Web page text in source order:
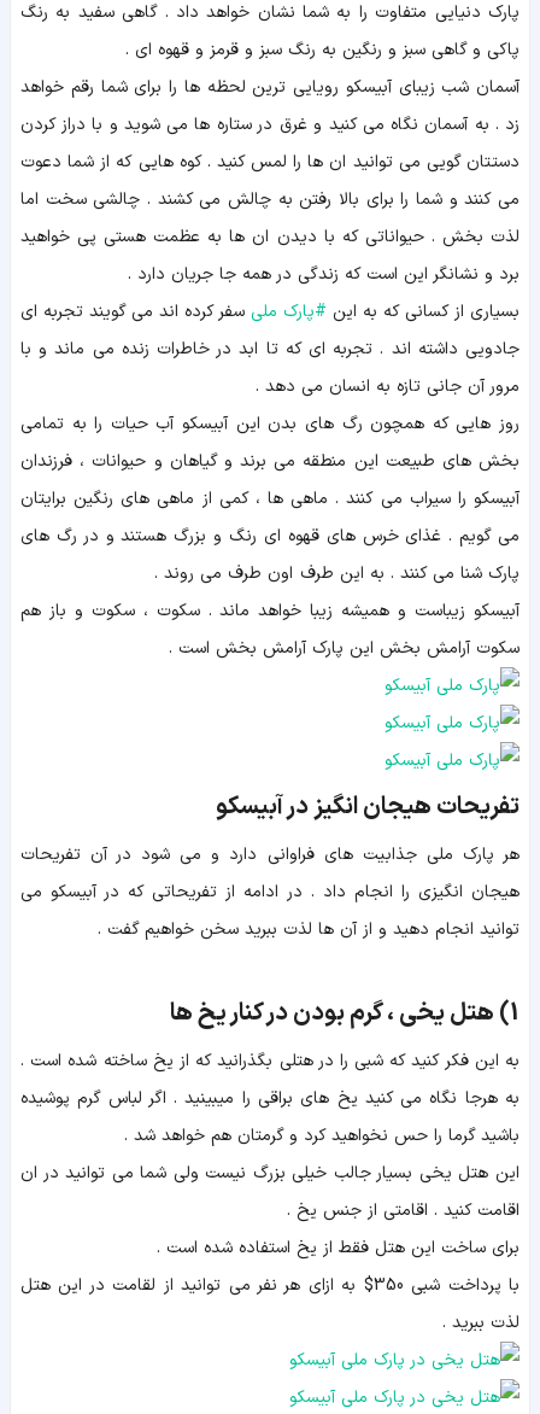
پارک دنیایی متفاوت را به شما نشان خواهد داد . گاهی سفید به رنگ
پاکی و گاهی سبز و رنگین به رنگ سبز و قرمز و قهوه ای .
آسمان شب زیبای آبیسکو رویایی ترین لحظه ها را برای شما رقم خواهد
زد . به آسمان نگاه می کنید و غرق در ستاره ها می شوید و با دراز کردن
دستتان گویی می توانید ان ها را لمس کنید . کوه هایی که از شما دعوت
می کنند و شما را برای بالا رفتن به چالش می کشند . چالشی سخت اما
لذت بخش . حیواناتی که با دیدن ان ها به عظمت هستی پی خواهید
برد و نشانگر این است که زندگی در همه جا جریان دارد .
بسیاری از کسانی که به این #پارک ملی سفر کرده اند می گویند تجربه ای
جادویی داشته اند . تجربه ای که تا ابد در خاطرات زنده می ماند و با
مرور آن جانی تازه به انسان می دهد .
روز هایی که همچون رگ های بدن این آبیسکو آب حیات را به تمامی
بخش های طبیعت این منطقه می برند و گیاهان و حیوانات ، فرزندان
آبیسکو را سیراب می کنند . ماهی ها ، کمی از ماهی های رنگین برایتان
می گویم . غذای خرس های قهوه ای رنگ و بزرگ هستند و در رگ های
پارک شنا می کنند . به این طرف اون طرف می روند .
آبیسکو زیباست و همیشه زیبا خواهد ماند . سکوت ، سکوت و باز هم
سکوت آرامش بخش این پارک آرامش بخش است .
تفریحات هیجان انگیز در آبیسکو
هر پارک ملی جذابیت های فراوانی دارد و می شود در آن تفریحات
هیجان انگیزی را انجام داد . در ادامه از تفریحاتی که در آبیسکو می
توانید انجام دهید و از آن ها لذت ببرید سخن خواهیم گفت .
1) هتل یخی ، گرم بودن در کنار یخ ها
به این فکر کنید که شبی را در هتلی بگذرانید که از یخ ساخته شده است .
به هرجا نگاه می کنید یخ های براقی را میبینید . اگر لباس گرم پوشیده
باشید گرما را حس نخواهید کرد و گرمتان هم خواهد شد .
این هتل یخی بسیار جالب خیلی بزرگ نیست ولی شما می توانید در ان
اقامت کنید . اقامتی از جنس یخ .
برای ساخت این هتل فقط از یخ استفاده شده است .
با پرداخت شبی 350$ به ازای هر نفر می توانید از لقامت در این هتل
لذت ببرید .